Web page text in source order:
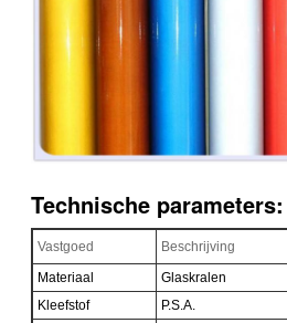
Technische parameters:
Vastgoed
Beschrijving
Materiaal
Glaskralen
Kleefstof
P.S.A.